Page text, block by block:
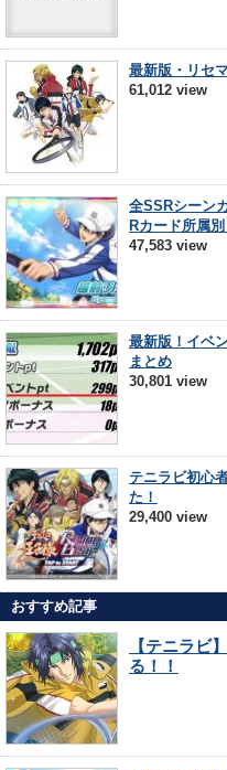
最新版・リセ
61,012 view
全SSRシーン
Rカード所属
47,583 view
最新版！イベ
まとめ
30,801 view
テニラビ初心
た！
29,400 view
おすすめ記事
【テニラビ
る！！